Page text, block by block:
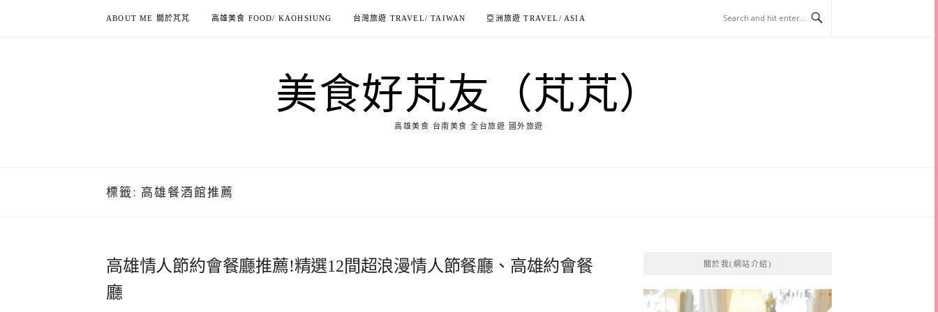
ABOUT ME 關於芃芃 高雄美食 FOOD/ KAOHSIUNG 台灣旅遊 TRAVEL/ TAIWAN 亞洲旅遊 TRAVEL/ ASIA
美食好芃友（芃芃）
高雄美食 台南美食 全台旅遊 國外旅遊
標籤: 高雄餐酒館推薦
高雄情人節約會餐廳推薦!精選12間超浪漫情人節餐廳、高雄約會餐
廳
關於我(網站介紹)